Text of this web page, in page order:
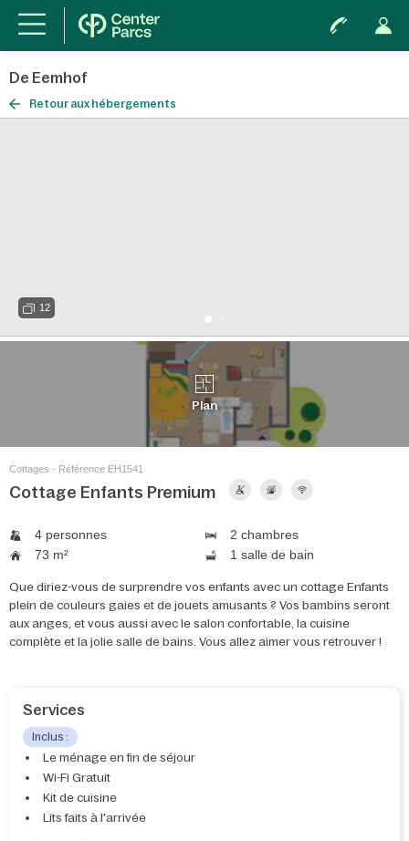
De Eemhof
Retour aux hébergements
12
Plan
Cottages - Référence EH1541
Cottage Enfants Premium
4 personnes
2 chambres
73 m²
1 salle de bain
Que diriez-vous de surprendre vos enfants avec un cottage Enfants
plein de couleurs gaies et de jouets amusants ? Vos bambins seront
aux anges, et vous aussi avec le salon confortable, la cuisine
complète et la jolie salle de bains. Vous allez aimer vous retrouver !
Services
Inclus :
Le ménage en fin de séjour
Wi-Fi Gratuit
Kit de cuisine
Lits faits à l'arrivée